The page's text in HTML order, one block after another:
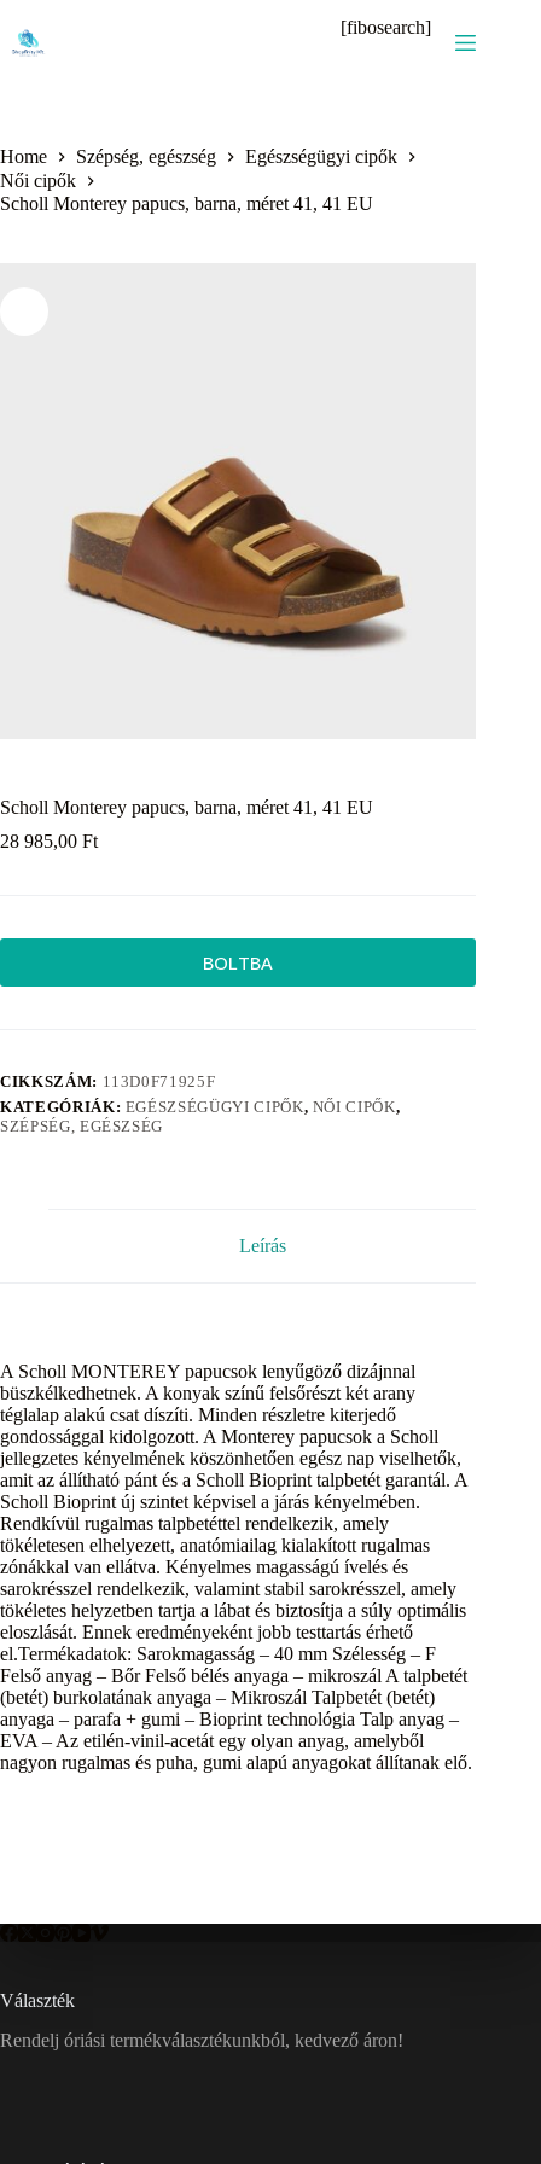
content
[fibosearch]
Home Szépség, egészség
Egészségügyi cipők
Női cipők
Scholl Monterey papucs, barna, méret 41, 41 EU
Scholl Monterey papucs, barna, méret 41, 41 EU
28 985,00 Ft
BOLTBA
CIKKSZÁM: 113D0F71925F
KATEGÓRIÁK: EGÉSZSÉGÜGYI CIPŐK, NŐI CIPŐK,
SZÉPSÉG, EGÉSZSÉG
Leírás
A Scholl MONTEREY papucsok lenyűgöző dizájnnal
büszkélkedhetnek. A konyak színű felsőrészt két arany
téglalap alakú csat díszíti. Minden részletre kiterjedő
gondossággal kidolgozott. A Monterey papucsok a Scholl
jellegzetes kényelmének köszönhetően egész nap viselhetők,
amit az állítható pánt és a Scholl Bioprint talpbetét garantál. A
Scholl Bioprint új szintet képvisel a járás kényelmében.
Rendkívül rugalmas talpbetéttel rendelkezik, amely
tökéletesen elhelyezett, anatómiailag kialakított rugalmas
zónákkal van ellátva. Kényelmes magasságú ívelés és
sarokrésszel rendelkezik, valamint stabil sarokrésszel, amely
tökéletes helyzetben tartja a lábat és biztosítja a súly optimális
eloszlását. Ennek eredményeként jobb testtartás érhető
el.Termékadatok: Sarokmagasság – 40 mm Szélesség – F
Felső anyag – Bőr Felső bélés anyaga – mikroszál A talpbetét
(betét) burkolatának anyaga – Mikroszál Talpbetét (betét)
anyaga – parafa + gumi – Bioprint technológia Talp anyag –
EVA – Az etilén-vinil-acetát egy olyan anyag, amelyből
nagyon rugalmas és puha, gumi alapú anyagokat állítanak elő.
Választék
Rendelj óriási termékválasztékunkból, kedvező áron!